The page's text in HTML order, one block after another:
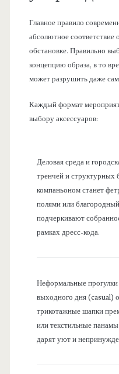
Главное правило
абсолютное соответствие
обстановке. Правильно
концепцию образа, в то
может разрушить даже
Каждый формат
выбору аксессуаров:
Деловая среда и
тренчей и структурных
компаньоном станет
полями или
подчеркивают
рамках дресс-кода.
Неформальные
выходного дня (casual)
трикотажные шапки
или текстильные
дарят уют и